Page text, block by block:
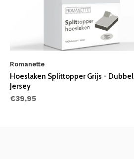
Romanette
Hoeslaken Splittopper Grijs - Dubbel
Jersey
€39,95